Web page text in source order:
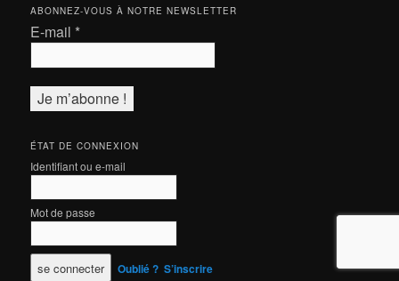
ABONNEZ-VOUS À NOTRE NEWSLETTER
E-mail *
ÉTAT DE CONNEXION
Identifiant ou e-mail
Mot de passe
Oublié ? S’inscrire